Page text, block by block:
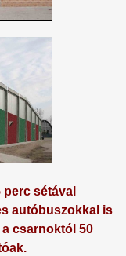
sétával
autóbuszokkal is
csarnoktól 50